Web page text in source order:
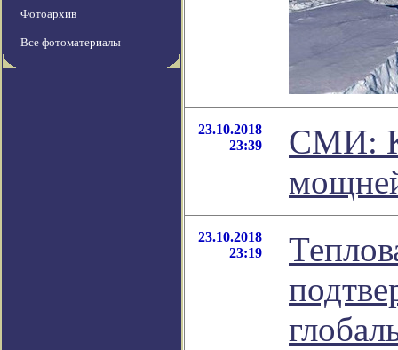
Фотоархив
Все фотоматериалы
23.10.2018
23:39
СМИ:
23.10.2018
23:19